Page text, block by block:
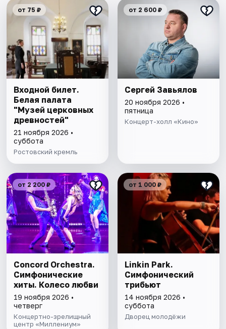
от 75 ₽
Входной билет.
Белая палата
"Музей церковных
древностей"
21 ноября 2026 •
суббота
Ростовский кремль
от 2 600 ₽
Сергей Завьялов
20 ноября 2026 •
пятница
Концерт-холл «Кино»
от 2 200 ₽
Concord Orchestra.
Симфонические
хиты. Колесо любви
19 ноября 2026 •
четверг
Концертно-зрелищный
центр «Миллениум»
от 1 000 ₽
Linkin Park.
Симфонический
трибьют
14 ноября 2026 •
суббота
Дворец молодёжи